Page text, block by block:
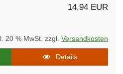
14,94 EUR
20 % MwSt. zzgl. Versandkosten
Details